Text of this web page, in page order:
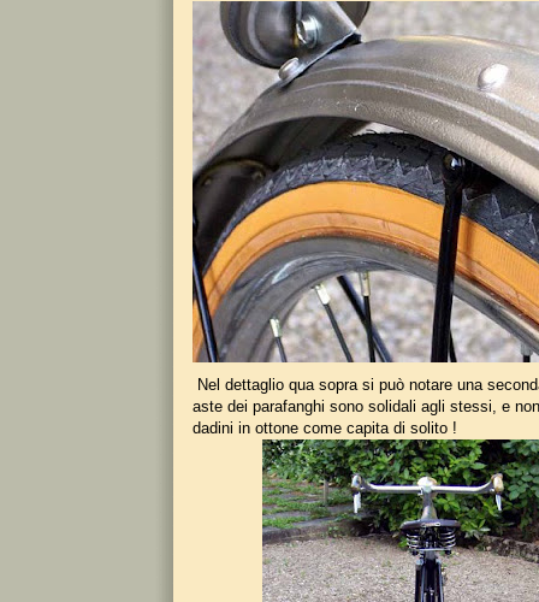
Nel dettaglio qua sopra si può notare una
aste dei parafanghi sono solidali agli stessi, e
dadini in ottone come capita di solito !